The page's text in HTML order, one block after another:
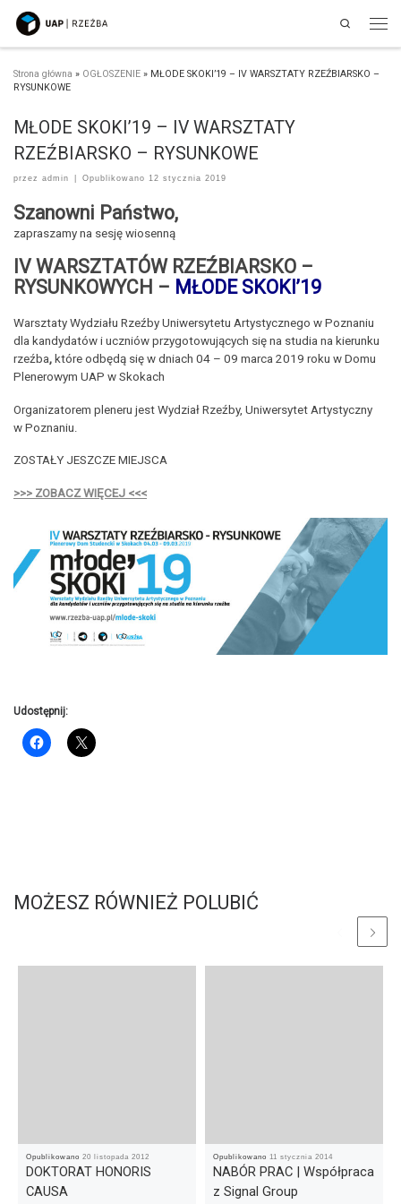
Przejdź do treści
Search
Strona główna » OGŁOSZENIE » MŁODE SKOKI’19 – IV WARSZTATY RZEŹBIARSKO –
RYSUNKOWE
MŁODE SKOKI’19 – IV WARSZTATY
RZEŹBIARSKO – RYSUNKOWE
przez admin Opublikowano 12 stycznia 2019
Szanowni Państwo,
zapraszamy na sesję wiosenną
IV WARSZTATÓW RZEŹBIARSKO –
RYSUNKOWYCH – MŁODE SKOKI’19
Warsztaty Wydziału Rzeźby Uniwersytetu Artystycznego w Poznaniu
dla kandydatów i uczniów przygotowujących się na studia na kierunku
rzeźba, które odbędą się w dniach 04 – 09 marca 2019 roku w Domu
Plenerowym UAP w Skokach
Organizatorem pleneru jest Wydział Rzeźby, Uniwersytet Artystyczny
w Poznaniu.
ZOSTAŁY JESZCZE MIEJSCA
>>> ZOBACZ WIĘCEJ <<<
Udostępnij:
MOŻESZ RÓWNIEŻ POLUBIĆ
Opublikowano 20 listopada 2012
DOKTORAT HONORIS
CAUSA
Opublikowano 11 stycznia 2014
NABÓR PRAC | Współpraca
z Signal Group